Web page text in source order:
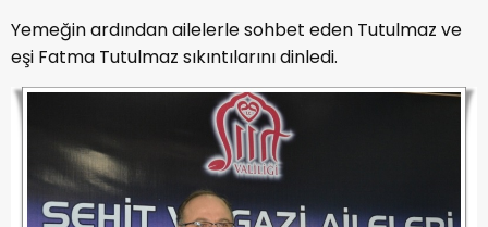
Yemeğin ardından ailelerle sohbet eden Tutulmaz ve
eşi Fatma Tutulmaz sıkıntılarını dinledi.